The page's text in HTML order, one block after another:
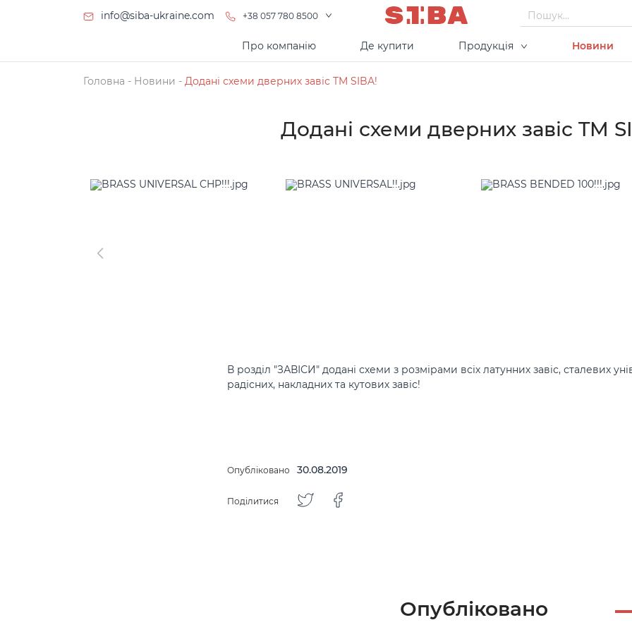
info@siba-ukraine.com +38 057 780 8500
Про компанію Де купити Продукція Новини
Головна - Новини - Додані схеми дверних завіс TM SIBA!
Додані схеми дверних завіс TM
В розділ "ЗАВІСИ" додані схеми з розмірами всіх латунних завіс, сталевих
радісних, накладних та кутових завіс!
Опубліковано 30.08.2019
Поділитися
Опубліковано